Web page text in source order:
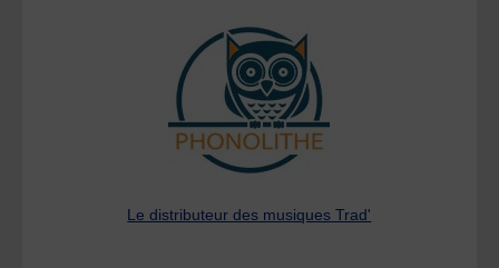
Le distributeur des musiques Trad'